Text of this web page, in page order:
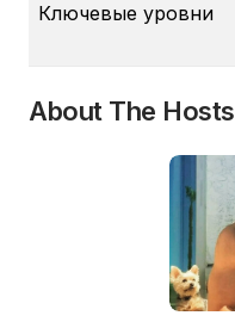
Ключевые уровни
About The Hosts